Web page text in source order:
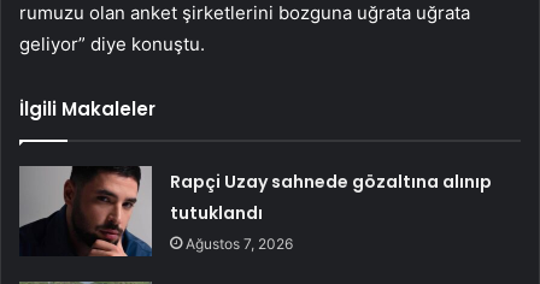
rumuzu olan anket şirketlerini bozguna uğrata uğrata
geliyor” diye konuştu.
İlgili Makaleler
Rapçi Uzay sahnede gözaltına alınıp
tutuklandı
Ağustos 7, 2026